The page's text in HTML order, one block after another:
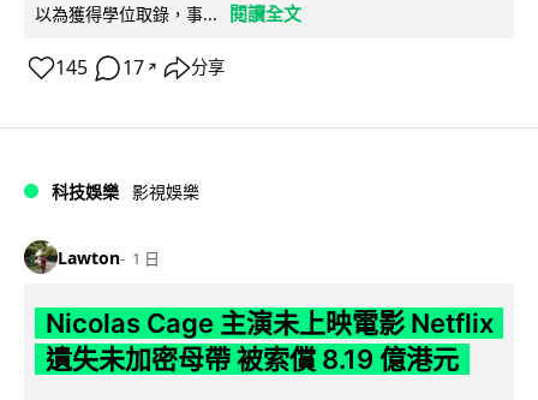
以為獲得學位取錄，事...
閱讀全文
145 17 ↗ 分享
科技娛樂 影視娛樂
Lawton 1 日
Nicolas Cage 主演未上映電影 Netflix
遺失未加密母帶 被索償 8.19 億港元